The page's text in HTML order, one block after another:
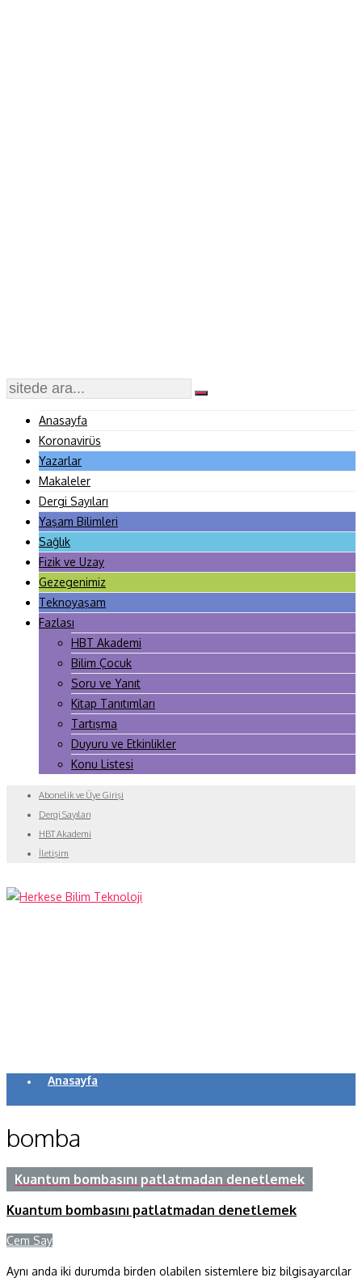
Anasayfa
Koronavirüs
Yazarlar
Makaleler
Dergi Sayıları
Yaşam Bilimleri
Sağlık
Fizik ve Uzay
Gezegenimiz
Teknoyaşam
Fazlası
HBT Akademi
Bilim Çocuk
Soru ve Yanıt
Kitap Tanıtımları
Tartışma
Duyuru ve Etkinlikler
Konu Listesi
Abonelik ve Üye Girişi
Dergi Sayıları
HBT Akademi
İletişim
Anasayfa
Yazarlar
Makaleler
Dergi Sayıları
Yaşam Bilimleri
Sağlık
bomba
Kuantum bombasını patlatmadan denetlemek
Kuantum bombasını patlatmadan denetlemek
Cem Say
Aynı anda iki durumda birden olabilen sistemlere biz bilgisayarcılar